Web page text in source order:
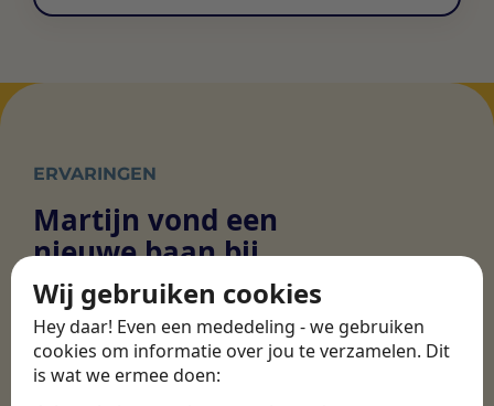
Wij gebruiken cookies
Hey daar! Even een mededeling - we gebruiken
cookies om informatie over jou te verzamelen. Dit
is wat we ermee doen:
ERVARINGEN
Martijn vond een
nieuwe baan bij
CBEE
Door Swipe4Work heb ik op een hele
makkelijke, laagdrempelige manier eigenlijk